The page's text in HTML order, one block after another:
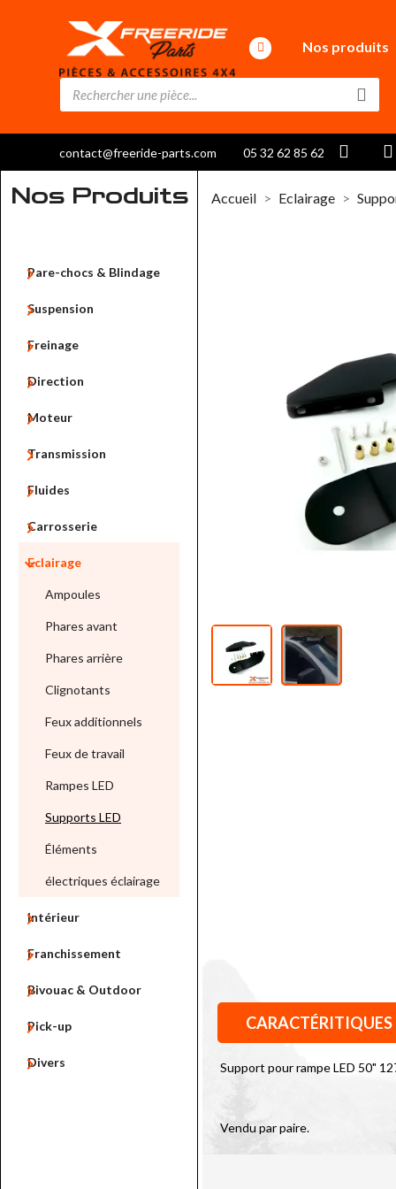
Nos produits
contact@freeride-parts.com 05 32 62 85 62
Accueil Eclairage
Nos Produits
Pare-chocs & Blindage

Suspension

Freinage

Direction

Moteur

Transmission

Fluides

Carrosserie

Eclairage

Ampoules
Phares avant
Phares arrière
Clignotants
Feux additionnels
Feux de travail
Rampes LED
Supports LED
Éléments
électriques éclairage
Intérieur

Franchissement

Bivouac & Outdoor

Pick-up

Divers

CARACTÉRITIQUES
Support pour rampe LED 50"
Vendu par paire.